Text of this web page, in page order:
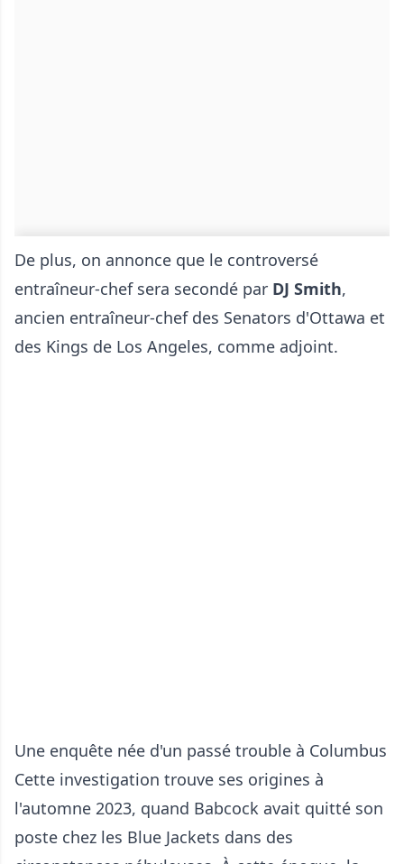
De plus, on annonce que le controversé
entraîneur-chef sera secondé par DJ Smith,
ancien entraîneur-chef des Senators d'Ottawa et
des Kings de Los Angeles, comme adjoint.
Une enquête née d'un passé trouble à Columbus
Cette investigation trouve ses origines à
l'automne 2023, quand Babcock avait quitté son
poste chez les Blue Jackets dans des